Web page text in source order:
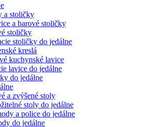
a stoličky
a barové stoličky
stoličky
stoličky do jedálne
kreslá
kuchynské lavice
lavice do jedálne
do jedálne
a zvýšené stoly
stoly do jedálne
a police do jedálne
do jedálne